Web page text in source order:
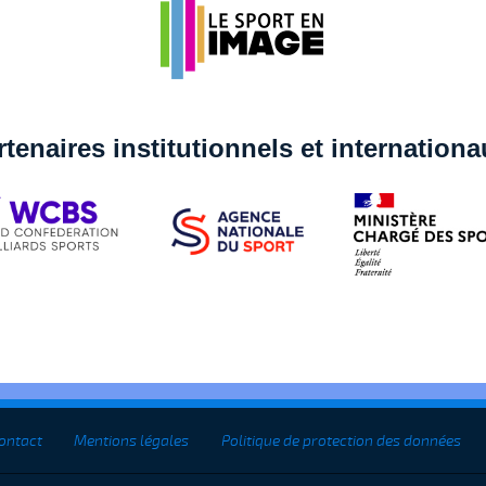
institutionnels et
Mentions légales Politique de protection des données